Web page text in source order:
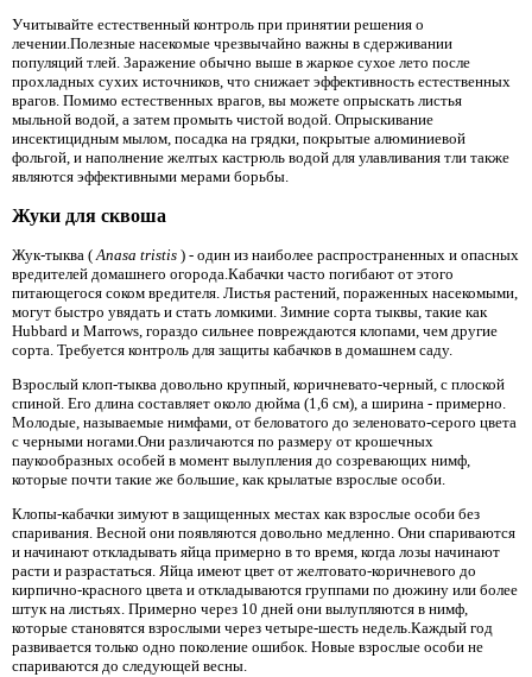
Учитывайте естественный контроль при принятии решения о
лечении.Полезные насекомые чрезвычайно важны в сдерживании
популяций тлей. Заражение обычно выше в жаркое сухое лето после
прохладных сухих источников, что снижает эффективность естественных
врагов. Помимо естественных врагов, вы можете опрыскать листья
мыльной водой, а затем промыть чистой водой. Опрыскивание
инсектицидным мылом, посадка на грядки, покрытые алюминиевой
фольгой, и наполнение желтых кастрюль водой для улавливания тли также
являются эффективными мерами борьбы.
Жуки для сквоша
Жук-тыква ( Anasa tristis ) - один из наиболее распространенных и опасных
вредителей домашнего огорода.Кабачки часто погибают от этого
питающегося соком вредителя. Листья растений, пораженных насекомыми,
могут быстро увядать и стать ломкими. Зимние сорта тыквы, такие как
Hubbard и Marrows, гораздо сильнее повреждаются клопами, чем другие
сорта. Требуется контроль для защиты кабачков в домашнем саду.
Взрослый клоп-тыква довольно крупный, коричневато-черный, с плоской
спиной. Его длина составляет около дюйма (1,6 см), а ширина - примерно.
Молодые, называемые нимфами, от беловатого до зеленовато-серого цвета
с черными ногами.Они различаются по размеру от крошечных
паукообразных особей в момент вылупления до созревающих нимф,
которые почти такие же большие, как крылатые взрослые особи.
Клопы-кабачки зимуют в защищенных местах как взрослые особи без
спаривания. Весной они появляются довольно медленно. Они спариваются
и начинают откладывать яйца примерно в то время, когда лозы начинают
расти и разрастаться. Яйца имеют цвет от желтовато-коричневого до
кирпично-красного цвета и откладываются группами по дюжину или более
штук на листьях. Примерно через 10 дней они вылупляются в нимф,
которые становятся взрослыми через четыре-шесть недель.Каждый год
развивается только одно поколение ошибок. Новые взрослые особи не
спариваются до следующей весны.